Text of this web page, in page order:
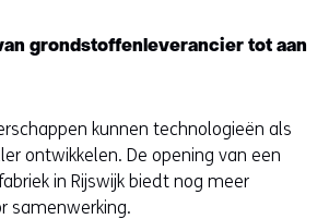
s
a
a
r
v
w
i
grondstoffenleverancier tot aan
kunnen technologieën als
ontwikkelen. De opening van een
in Rijswijk biedt nog meer
samenwerking.